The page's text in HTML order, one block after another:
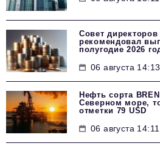
Совет
рекомендовал
полугодие 2026
06 августа 14:13
Нефть сорта
Северном море,
отметки 79 USD
06 августа 14:11